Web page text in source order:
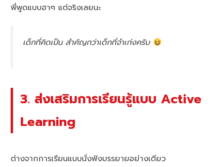
พี่พูดแบบฮาๆ แต่จริงเลยนะ
เด็กที่คิดเป็น สำคัญกว่าเด็กที่จำเก่งครับ
3. ส่งเสริมการเรียนรู้แบบ Active
Learning
ต่างจากการเรียนแบบนั่งฟังบรรยายอย่างเดียว